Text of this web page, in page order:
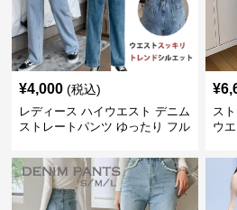
¥4,000 (税込)
レディース ハイウエスト デニム
ストレートパンツ ゆったり フル
¥
ス
ウ